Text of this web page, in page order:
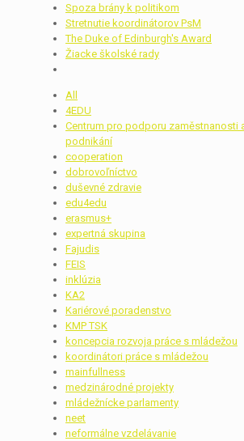
Spoza brány k politikom
Stretnutie koordinátorov PsM
The Duke of Edinburgh's Award
Žiacke školské rady
All
4EDU
Centrum pro podporu zaměstnanosti
podnikání
cooperation
dobrovoľníctvo
duševné zdravie
edu4edu
erasmus+
expertná skupina
Fajudis
FEIS
inklúzia
KA2
Kariérové poradenstvo
KMP TSK
koncepcia rozvoja práce s mládežou
koordinátori práce s mládežou
mainfullness
medzinárodné projekty
mládežnícke parlamenty
neet
neformálne vzdelávanie